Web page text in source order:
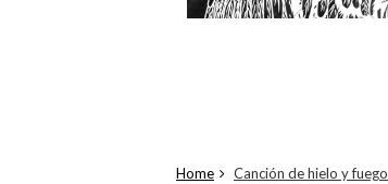
Home Canción de hielo y fuego